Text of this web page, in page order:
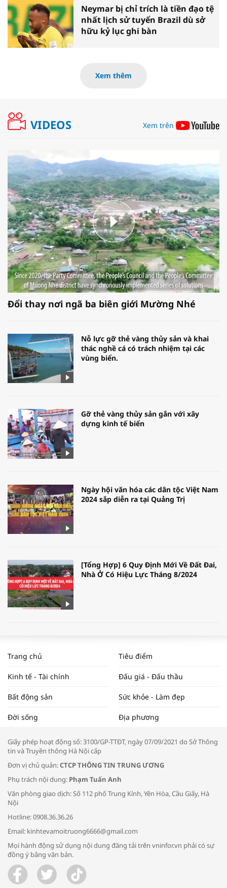
Neymar bị chỉ trích là tiền đạo tệ
nhất lịch sử tuyển Brazil dù sở
hữu kỷ lục ghi bàn
Xem thêm
VIDEOS Xem trên
Đổi thay nơi ngã ba biên giới Mường Nhé
Nỗ lực gỡ thẻ vàng thủy sản và khai
thác nghề cá có trách nhiệm tại các
vùng biển.
Gỡ thẻ vàng thủy sản gắn với xây
dựng kinh tế biển
Ngày hội văn hóa các dân tộc Việt Nam
2024 sắp diễn ra tại Quảng Trị
[Tổng Hợp] 6 Quy Định Mới Về Đất Đai,
Nhà Ở Có Hiệu Lực Tháng 8/2024
ĐẬP THỊ TRƯỜNG #62
Tọa đàm “Xúc tiến thương mại: Khơi
Bác sĩ tư vấn cách phòng tránh bệnh
đường hô hấp trong thời tiết giao mùa
Trao yêu thương cho em
Trang chủ Tiêu điểm
Kinh tế - Tài chính Đấu giá - Đấu thầu
Bất động sản Sức khỏe - Làm đẹp
Đời sống Địa phương
Giấy phép hoạt động số: 3100/GP-TTĐT, ngày 07/09/2021 do Sở Thông
tin và Truyền thông Hà Nội cấp
Đơn vị chủ quản:CTCP THÔNG TIN TRUNG ƯƠNG
Phụ trách nội dung: Phạm Tuấn Anh
Văn phòng giao dịch: Số 112 phố Trung Kính, Yên Hòa, Cầu Giấy, Hà
Nội
Hotline: 0908.36.36.26
Email: kinhtevamoitruong6666@gmail.com
Mọi hành động sử dụng nội dung đăng tải trên vninfor.vn phải có sự
đồng ý bằng văn bản.